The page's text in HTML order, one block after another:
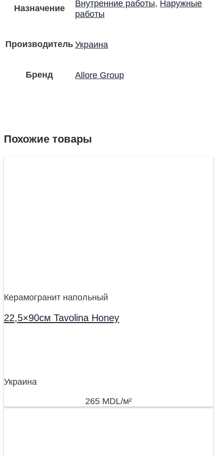
Назначение
Внутренние работы, Наружные
работы
ПроизводительУкраина
Бренд Allore Group
Похожие товары
Керамогранит напольный
22,5×90см Tavolina Honey
Украина
265 MDL/м²